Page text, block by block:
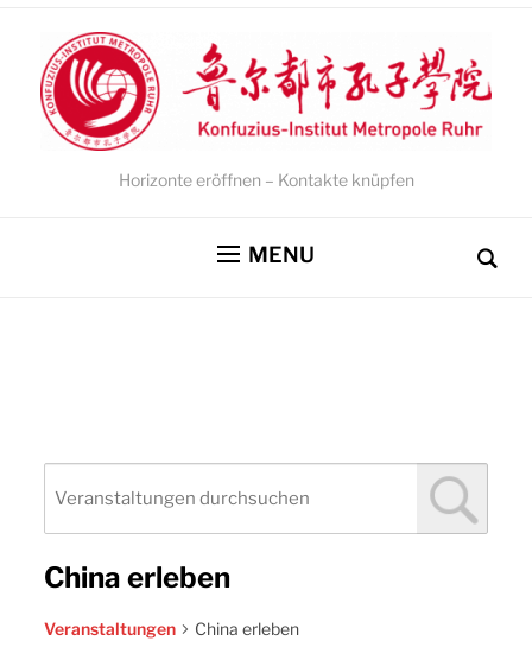
Horizonte eröffnen – Kontakte knüpfen
MENU
China erleben
Veranstaltungen China erleben